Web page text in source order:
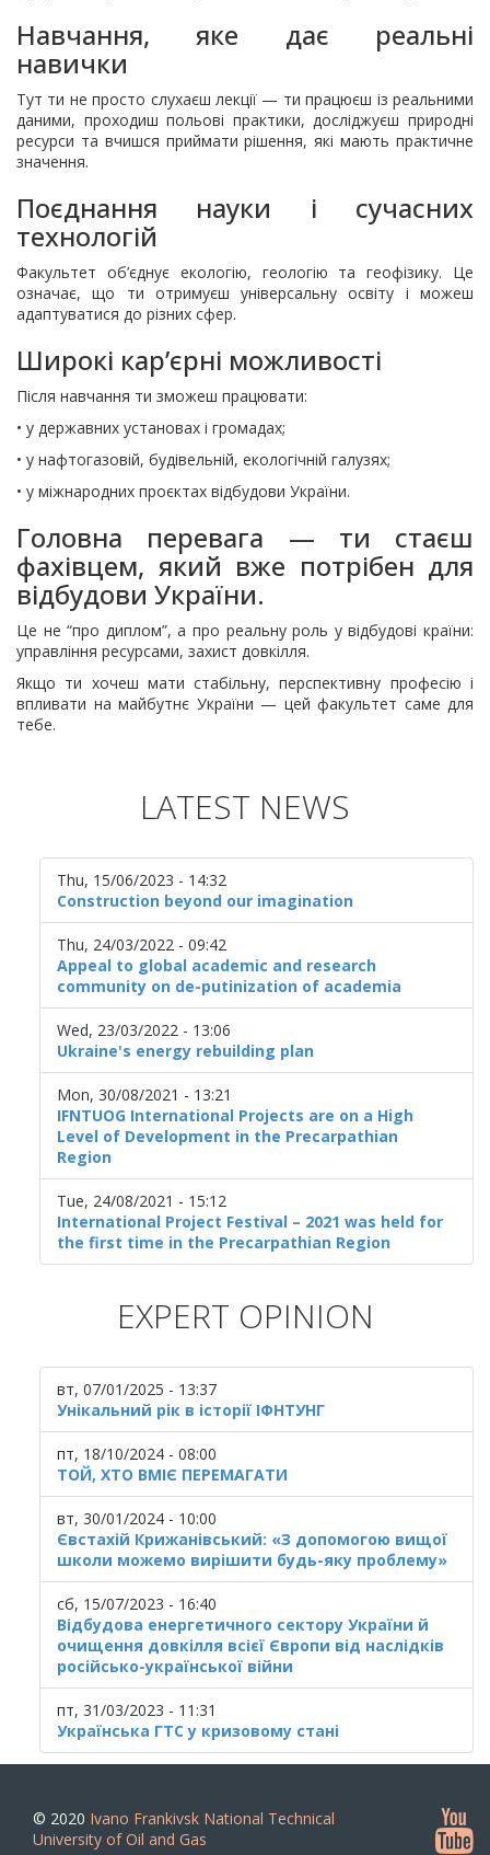
Навчання, яке дає реальні
навички
Тут ти не просто слухаєш лекції — ти працюєш із реальними
даними, проходиш польові практики, досліджуєш природні
ресурси та вчишся приймати рішення, які мають практичне
значення.
Поєднання науки і сучасних
технологій
Факультет об’єднує екологію, геологію та геофізику. Це
означає, що ти отримуєш універсальну освіту і можеш
адаптуватися до різних сфер.
Широкі кар’єрні можливості
Після навчання ти зможеш працювати:
• у державних установах і громадах;
• у нафтогазовій, будівельній, екологічній галузях;
• у міжнародних проєктах відбудови України.
Головна перевага — ти стаєш
фахівцем, який вже потрібен для
відбудови України.
Це не “про диплом”, а про реальну роль у відбудові країни:
управління ресурсами, захист довкілля.
Якщо ти хочеш мати стабільну, перспективну професію і
впливати на майбутнє України — цей факультет саме для
тебе.
LATEST NEWS
Thu, 15/06/2023 - 14:32
Construction beyond our imagination
Thu, 24/03/2022 - 09:42
Appeal to global academic and research
community on de-putinization of academia
Wed, 23/03/2022 - 13:06
Ukraine's energy rebuilding plan
Mon, 30/08/2021 - 13:21
IFNTUOG International Projects are on a High
Level of Development in the Precarpathian
Region
Tue, 24/08/2021 - 15:12
International Project Festival – 2021 was held for
the first time in the Precarpathian Region
EXPERT OPINION
вт, 07/01/2025 - 13:37
Унікальний рік в історії ІФНТУНГ
пт, 18/10/2024 - 08:00
ТОЙ, ХТО ВМІЄ ПЕРЕМАГАТИ
вт, 30/01/2024 - 10:00
Євстахій Крижанівський: «З допомогою вищої
школи можемо вирішити будь-яку проблему»
сб, 15/07/2023 - 16:40
Відбудова енергетичного сектору України й
очищення довкілля всієї Європи від наслідків
російсько-української війни
пт, 31/03/2023 - 11:31
Українська ГТС у кризовому стані
© 2020 Ivano Frankivsk National Technical
University of Oil and Gas